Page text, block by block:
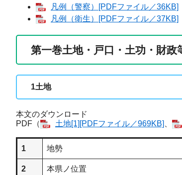
凡例（警察）[PDFファイル／36KB]
凡例（衛生）[PDFファイル／37KB]
第一巻土地・戸口・土功・財政
1土地
本文のダウンロード
PDF（
土地​[1][PDFファイル／969KB]
1 地勢
2 本県ノ位置